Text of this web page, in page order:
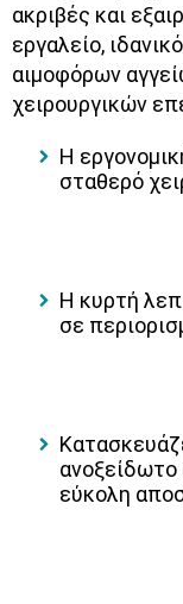
ακριβές και
εργαλείο,
αιμοφόρων
χειρουργικών
Η
σταθερό
Η κυρτή
σε
ανοξείδωτο
εύκολη